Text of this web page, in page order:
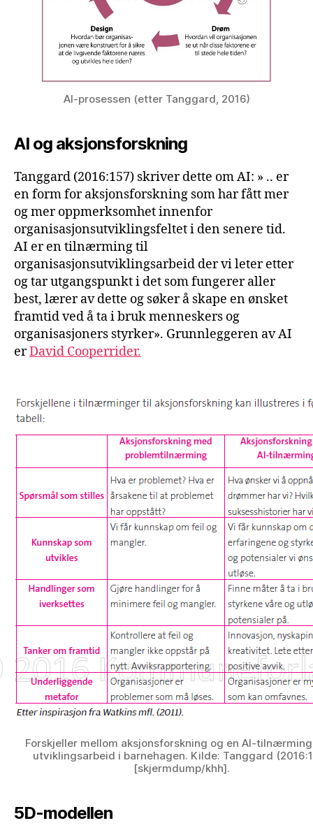
AI-prosessen (etter Tanggard, 2016)
AI og aksjonsforskning
Tanggard (2016:157) skriver dette om AI: » .. er
en form for aksjonsforskning som har fått mer
og mer oppmerksomhet innenfor
organisasjonsutviklingsfeltet i den senere tid.
AI er en tilnærming til
organisasjonsutviklingsarbeid der vi leter etter
og tar utgangspunkt i det som fungerer aller
best, lærer av dette og søker å skape en ønsket
framtid ved å ta i bruk menneskers og
organisasjoners styrker». Grunnleggeren av AI
erDavid Cooperrider.
Forskjeller mellom aksjonsforskning og en AI-
utviklingsarbeid i barnehagen. Kilde: Tanggard
[skjermdump/khh].
5D-modellen